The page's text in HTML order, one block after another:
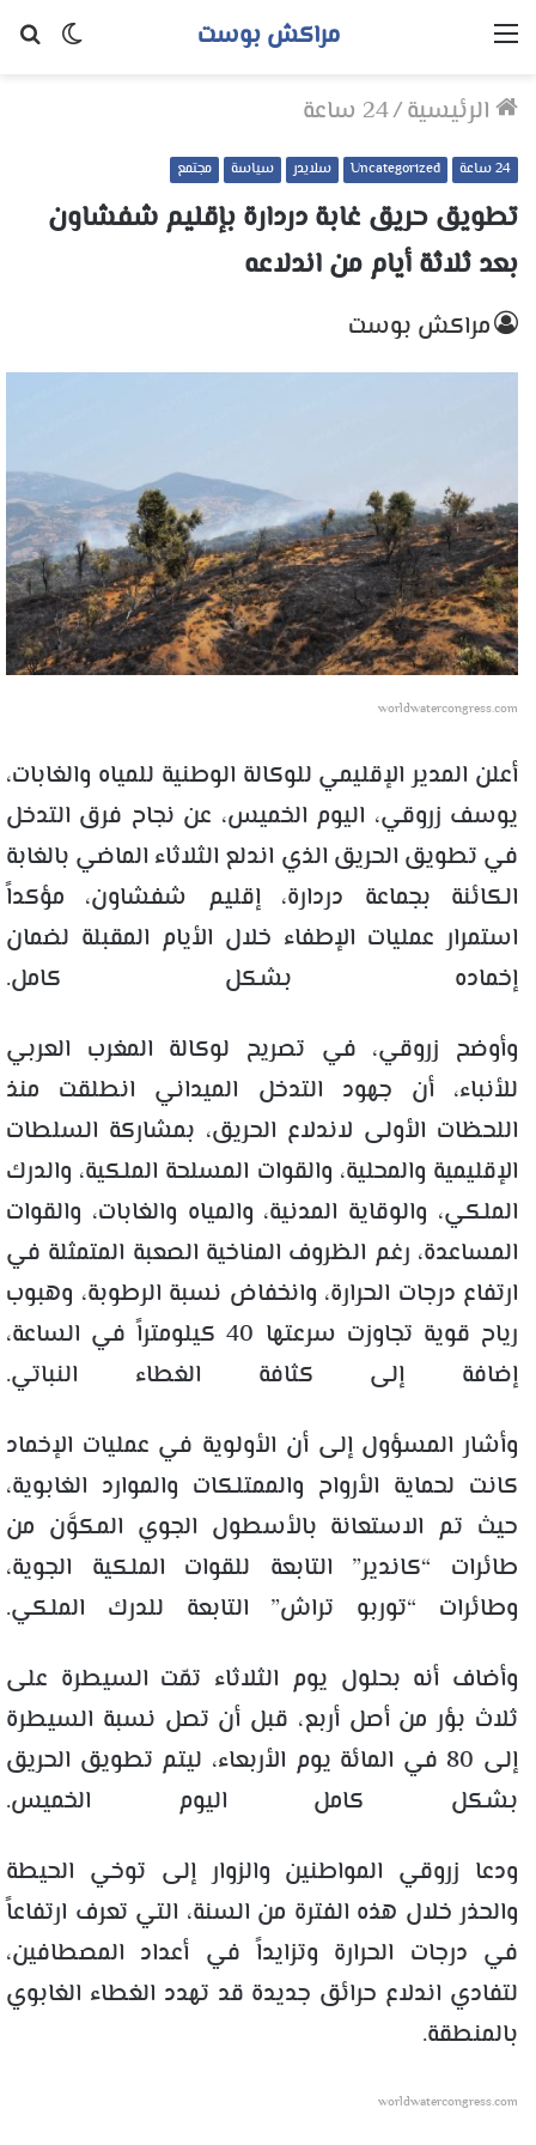
الوضع
مراكش بوست القائمة
الرئيسية/24 ساعة
24 ساعة Uncategorized سلايدر سياسة مجتمع
تطويق حريق غابة دردارة بإقليم شفشاون
بعد ثلاثة أيام من اندلاعه
مراكش بوست
worldwatercongress.com
أعلن المدير الإقليمي للوكالة الوطنية للمياه والغابات،
يوسف زروقي، اليوم الخميس، عن نجاح فرق التدخل
في تطويق الحريق الذي اندلع الثلاثاء الماضي بالغابة
الكائنة بجماعة دردارة، إقليم شفشاون، مؤكداً
استمرار عمليات الإطفاء خلال الأيام المقبلة لضمان
إخماده بشكل كامل.
وأوضح زروقي، في تصريح لوكالة المغرب العربي
للأنباء، أن جهود التدخل الميداني انطلقت منذ
اللحظات الأولى لاندلاع الحريق، بمشاركة السلطات
الإقليمية والمحلية، والقوات المسلحة الملكية، والدرك
الملكي، والوقاية المدنية، والمياه والغابات، والقوات
المساعدة، رغم الظروف المناخية الصعبة المتمثلة في
ارتفاع درجات الحرارة، وانخفاض نسبة الرطوبة، وهبوب
رياح قوية تجاوزت سرعتها 40 كيلومتراً في الساعة،
إضافة إلى كثافة الغطاء النباتي.
وأشار المسؤول إلى أن الأولوية في عمليات الإخماد
كانت لحماية الأرواح والممتلكات والموارد الغابوية،
حيث تم الاستعانة بالأسطول الجوي المكوَّن من
طائرات “كاندير” التابعة للقوات الملكية الجوية،
وطائرات “توربو تراش” التابعة للدرك الملكي.
وأضاف أنه بحلول يوم الثلاثاء تمّت السيطرة على
ثلاث بؤر من أصل أربع، قبل أن تصل نسبة السيطرة
إلى 80 في المائة يوم الأربعاء، ليتم تطويق الحريق
بشكل كامل اليوم الخميس.
ودعا زروقي المواطنين والزوار إلى توخي الحيطة
والحذر خلال هذه الفترة من السنة، التي تعرف ارتفاعاً
في درجات الحرارة وتزايداً في أعداد المصطافين،
لتفادي اندلاع حرائق جديدة قد تهدد الغطاء الغابوي
بالمنطقة.
worldwatercongress.com